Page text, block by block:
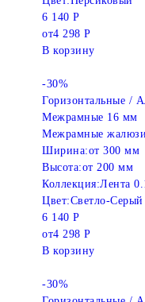
6 140 Р
от4 298 Р
В корзину
-30%
Горизонтальные /
Межрамные 16 мм
Межрамные
Ширина:от 300 мм
Высота:от 200 мм
Коллекция:Лента
Цвет:Светло-Серый
6 140 Р
от4 298 Р
В корзину
-30%